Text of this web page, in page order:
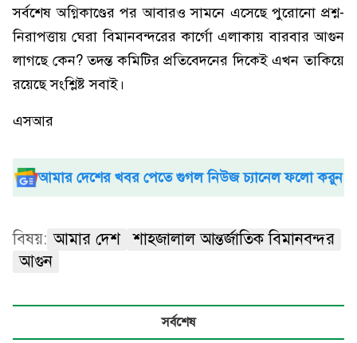
সর্বশেষ অগ্নিকাণ্ডের পর আবারও সামনে এসেছে পুরোনো প্রশ্ন-
নিরাপত্তায় ঘেরা বিমানবন্দরের কার্গো এলাকায় বারবার আগুন
লাগছে কেন? তদন্ত কমিটির প্রতিবেদনের দিকেই এখন তাকিয়ে
রয়েছে সংশ্লিষ্ট সবাই।
এসআর
আমার দেশের খবর পেতে গুগল নিউজ চ্যানেল ফলো করুন
বিষয়: আমার দেশ
শাহজালাল আন্তর্জাতিক বিমানবন্দর
আগুন
সর্বশেষ